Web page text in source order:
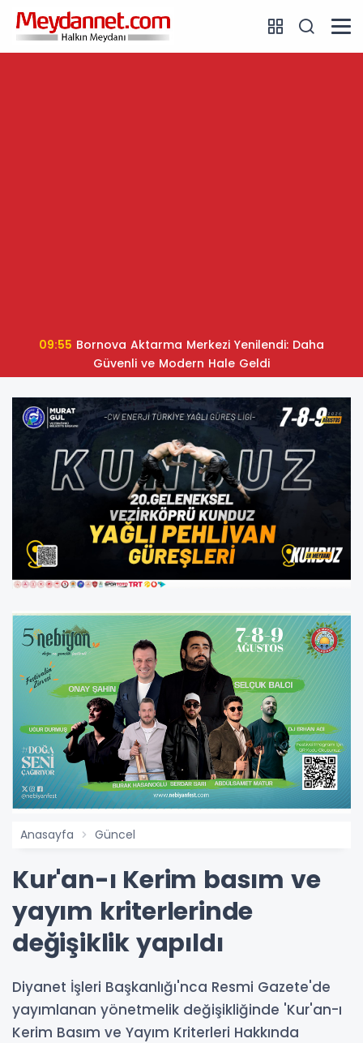
09:55
Güvenli ve Modern Hale Geldi
Anasayfa Güncel
Kur'an-ı Kerim basım ve
yayım kriterlerinde
değişiklik yapıldı
Diyanet İşleri Başkanlığı'nca Resmi Gazete'de
yayımlanan yönetmelik değişikliğinde 'Kur'an-ı
Kerim Basım ve Yayım Kriterleri Hakkında